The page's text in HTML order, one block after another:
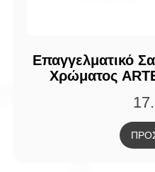
Επαγγελματικό
Χρώματος